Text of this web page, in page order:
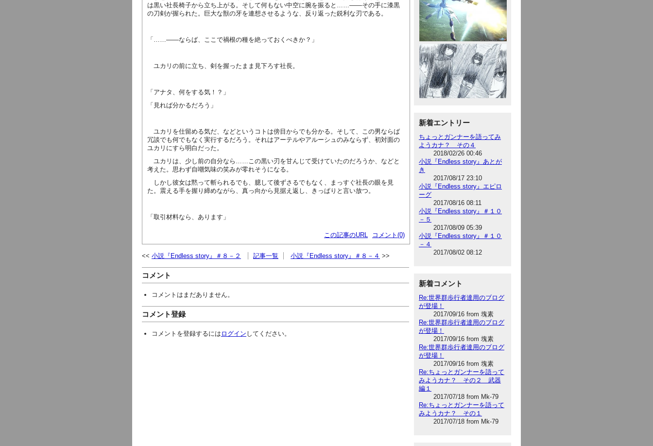
は黒い社長椅子から立ち上がる。そして何もない中空に腕を振ると……――その手に漆黒
の刀剣が握られた。巨大な獣の牙を連想させるような、反り返った鋭利な刃である。
「……――ならば、ここで禍根の種を絶っておくべきか？」
ユカリの前に立ち、剣を握ったまま見下ろす社長。
「アナタ、何をする気！？」
「見れば分かるだろう」
ユカリを仕留める気だ、などというコトは傍目からでも分かる。そして、この男ならば
冗談でも何でもなく実行するだろう。それはアーテルやアルーシュのみならず、初対面の
ユカリにすら明白だった。
ユカリは、少し前の自分なら……この黒い刃を甘んじて受けていたのだろうか、などと
考えた。思わず自嘲気味の笑みが零れそうになる。
しかし彼女は黙って斬られるでも、臆して後ずさるでもなく、まっすぐ社長の眼を見
た。震える手を握り締めながら、真っ向から見据え返し、きっぱりと言い放つ。
「取引材料なら、あります」
この記事のURL コメント(0)
小説『Endless story』＃８－２ 記事一覧 小説『Endless story』＃８－４
コメント
コメントはまだありません。
コメント登録
コメントを登録するには ログイン してください。
新着エントリー
ちょっとガンナーを語ってみ
ようカナ？ その４
2018/02/26 00:46
小説『Endless story』あとが
き
2017/08/17 23:10
小説『Endless story』エピロ
ーグ
2017/08/16 08:11
小説『Endless story』＃１０
－５
2017/08/09 05:39
小説『Endless story』＃１０
－４
2017/08/02 08:12
新着コメント
Re:世界群歩行者達用のブログ
が登場！
2017/09/16 from 塊素
Re:世界群歩行者達用のブログ
が登場！
2017/09/16 from 塊素
Re:世界群歩行者達用のブログ
が登場！
2017/09/16 from 塊素
Re:ちょっとガンナーを語って
みようカナ？ その２ 武器
編１
2017/07/18 from Mk-79
Re:ちょっとガンナーを語って
みようカナ？ その１
2017/07/18 from Mk-79